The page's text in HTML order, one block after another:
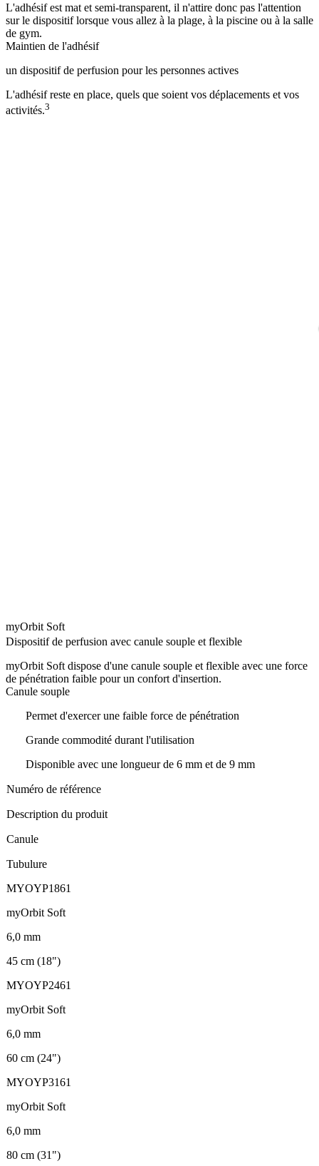
L'adhésif est mat et semi-transparent, il n'attire donc pas l'attention
sur le dispositif lorsque vous allez à la plage, à la piscine ou à la salle
de gym.
Maintien de l'adhésif
un dispositif de perfusion pour les personnes actives
L'adhésif reste en place, quels que soient vos déplacements et vos
activités.3
myOrbit Soft
Dispositif de perfusion avec canule souple et flexible
myOrbit Soft dispose d'une canule souple et flexible avec une force
de pénétration faible pour un confort d'insertion.
Canule souple
Permet d'exercer une faible force de pénétration
Grande commodité durant l'utilisation
Disponible avec une longueur de 6 mm et de 9 mm
Numéro de référence
Description du produit
Canule
Tubulure
MYOYP1861
myOrbit Soft
6,0 mm
45 cm (18")
MYOYP2461
myOrbit Soft
6,0 mm
60 cm (24")
MYOYP3161
myOrbit Soft
6,0 mm
80 cm (31")